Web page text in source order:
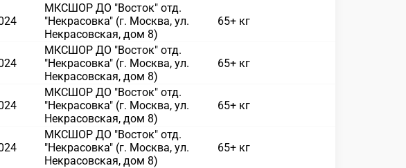
МКСШОР ДО "Восток" отд.
"Некрасовка" (г. Москва, ул.
Некрасовская, дом 8)
65+ кг
МКСШОР ДО "Восток" отд.
"Некрасовка" (г. Москва, ул.
Некрасовская, дом 8)
65+ кг
МКСШОР ДО "Восток" отд.
"Некрасовка" (г. Москва, ул.
Некрасовская, дом 8)
65+ кг
МКСШОР ДО "Восток" отд.
"Некрасовка" (г. Москва, ул.
Некрасовская, дом 8)
65+ кг